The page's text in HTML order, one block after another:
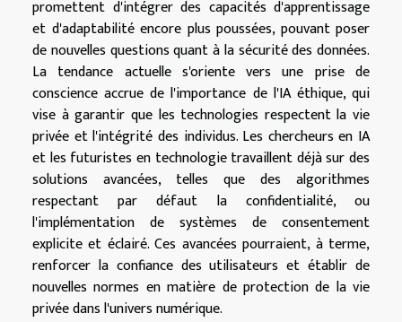
promettent d'intégrer des capacités d'apprentissage
et d'adaptabilité encore plus poussées, pouvant poser
de nouvelles questions quant à la sécurité des données.
La tendance actuelle s'oriente vers une prise de
conscience accrue de l'importance de l'IA éthique, qui
vise à garantir que les technologies respectent la vie
privée et l'intégrité des individus. Les chercheurs en IA
et les futuristes en technologie travaillent déjà sur des
solutions avancées, telles que des algorithmes
respectant par défaut la confidentialité, ou
l'implémentation de systèmes de consentement
explicite et éclairé. Ces avancées pourraient, à terme,
renforcer la confiance des utilisateurs et établir de
nouvelles normes en matière de protection de la vie
privée dans l'univers numérique.